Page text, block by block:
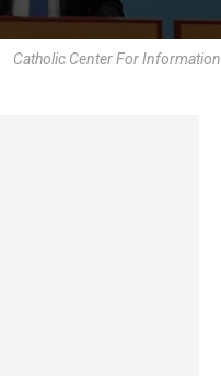
Catholic Center For Information